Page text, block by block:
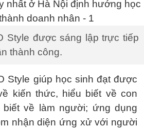
Style được sáng lập trực tiếp
thành công.
Style giúp học sinh đạt được
kiến thức, hiểu biết về con
về làm người; ứng dụng
nhận diện ứng xử với người